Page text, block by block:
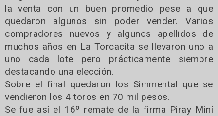
la venta con un buen promedio pese a que
quedaron algunos sin poder vender. Varios
compradores nuevos y algunos apellidos de
muchos años en La Torcacita se llevaron uno a
uno cada lote pero prácticamente siempre
destacando una elección.
Sobre el final quedaron los Simmental que se
vendieron los 4 toros en 70 mil pesos.
Se fue así el 16º remate de la firma Piray Miní